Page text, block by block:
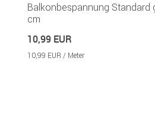
Balkonbespannung Standard
cm
10,99 EUR
10,99 EUR / Meter